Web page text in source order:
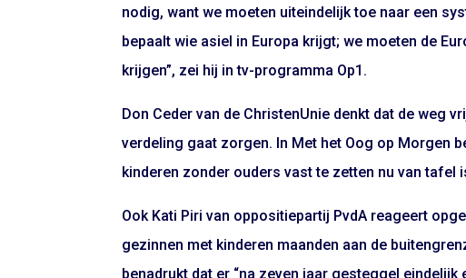
nodig, want we moeten uiteindelijk toe naar een
bepaalt wie asiel in Europa krijgt; we moeten de
krijgen”, zei hij in tv-programma Op1.
Don Ceder van de ChristenUnie denkt dat de weg
verdeling gaat zorgen. In Met het Oog op Morgen
kinderen zonder ouders vast te zetten nu van tafel
Ook Kati Piri van oppositiepartij PvdA reageert
gezinnen met kinderen maanden aan de
benadrukt dat er “na zeven jaar gesteggel